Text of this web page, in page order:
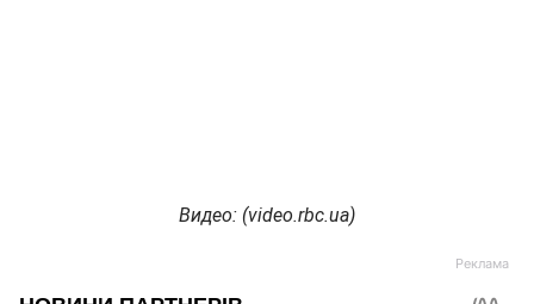
Видео: (video.rbc.ua)